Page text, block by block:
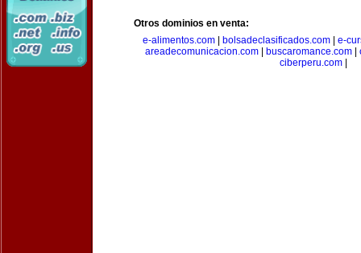
Otros dominios en venta:
e-alimentos.com| bolsadeclasificados.com| e-
areadecomunicacion.com| buscaromance.com|
ciberperu.com